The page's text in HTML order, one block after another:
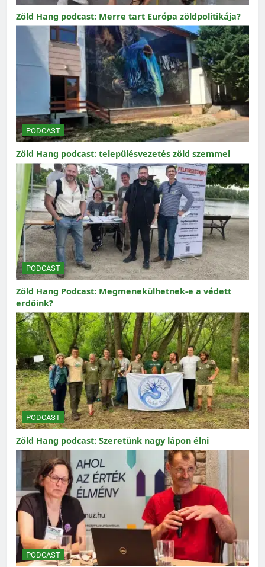
Zöld Hang podcast: Merre tart Európa zöldpolitikája?
PODCAST
Zöld Hang podcast: településvezetés zöld szemmel
PODCAST
Zöld Hang Podcast: Megmenekülhetnek-e a védett
erdőink?
PODCAST
Zöld Hang podcast: Szeretünk nagy lápon élni
PODCAST